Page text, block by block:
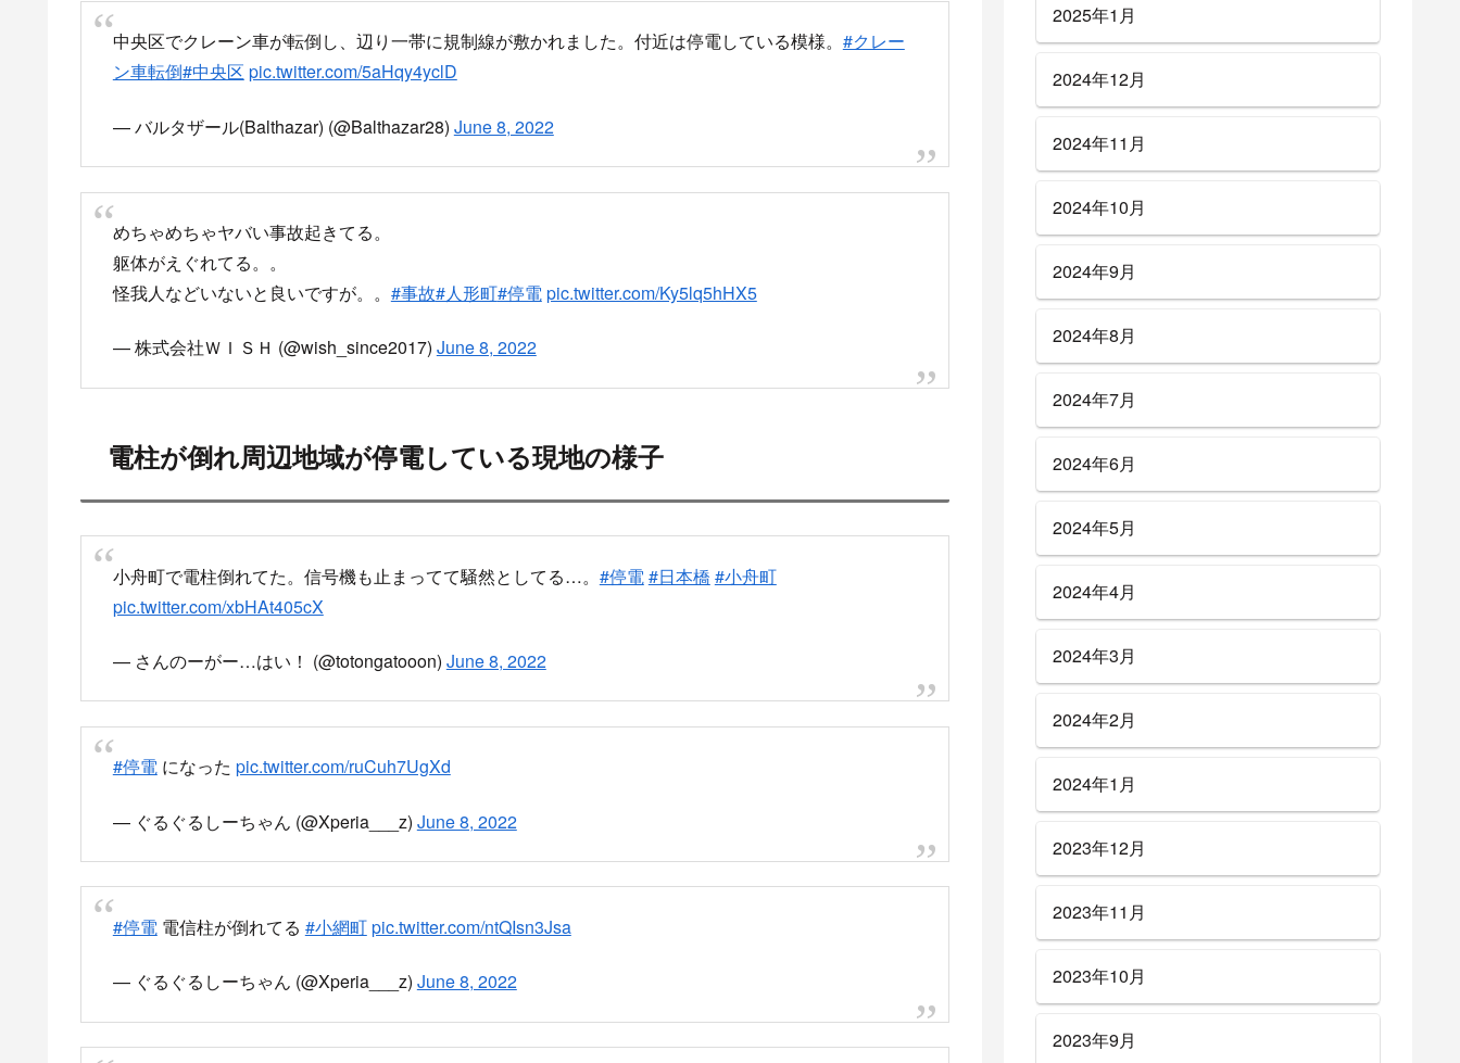
中央区でクレーン車が転倒し、辺り一帯に規制線が敷かれました。付近は停電している模様。 #クレー
ン車転倒#中央区 pic.twitter.com/5aHqy4yclD
— バルタザール(Balthazar) (@Balthazar28) June 8, 2022
めちゃめちゃヤバい事故起きてる。
躯体がえぐれてる。。
怪我人などいないと良いですが。。 #事故#人形町#停電pic.twitter.com/Ky5lq5hHX5
— 株式会社ＷＩＳＨ (@wish_since2017) June 8, 2022
電柱が倒れ周辺地域が停電している現地の様子
小舟町で電柱倒れてた。信号機も止まってて騒然としてる…。 #停電#日本橋 #小舟町
pic.twitter.com/xbHAt405cX
— さんのーがー…はい！ (@totongatooon) June 8, 2022
#停電になった pic.twitter.com/ruCuh7UgXd
— ぐるぐるしーちゃん (@Xperia___z) June 8, 2022
#停電電信柱が倒れてる #小網町pic.twitter.com/ntQIsn3Jsa
— ぐるぐるしーちゃん (@Xperia___z) June 8, 2022
2025年1月
2024年12月
2024年11月
2024年10月
2024年9月
2024年8月
2024年7月
2024年6月
2024年5月
2024年4月
2024年3月
2024年2月
2024年1月
2023年12月
2023年11月
2023年10月
2023年9月